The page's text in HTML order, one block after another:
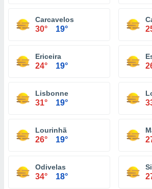
Carcavelos
30° 19°
Ericeira
24° 19°
Lisbonne
31° 19°
Lourinhã
26° 19°
Odivelas
34° 18°